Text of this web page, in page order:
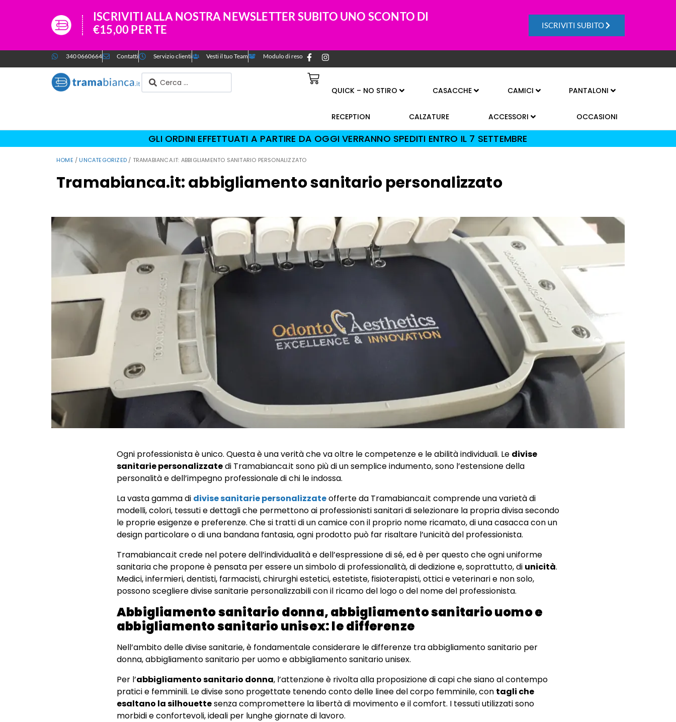
ISCRIVITI ALLA NOSTRA NEWSLETTER SUBITO UNO SCONTO DI
€15,00 PER TE
ISCRIVITI SUBITO
340 0660664 Contatti Servizio clienti Vesti il tuo Team Modulo di reso
QUICK – NO STIRO CASACCHE CAMICI PANTALONI
RECEPTION CALZATURE ACCESSORI OCCASIONI
GLI ORDINI EFFETTUATI A PARTIRE DA OGGI VERRANNO SPEDITI ENTRO IL 7 SETTEMBRE
HOME / UNCATEGORIZED / TRAMABIANCA.IT: ABBIGLIAMENTO SANITARIO PERSONALIZZATO
Tramabianca.it: abbigliamento sanitario personalizzato
Ogni professionista è unico. Questa è una verità che va oltre le competenze e le abilità individuali. Le divise
sanitarie personalizzatedi Tramabianca.it sono più di un semplice indumento, sono l’estensione della
personalità e dell’impegno professionale di chi le indossa.
La vasta gamma di divise sanitarie personalizzateofferte da Tramabianca.it comprende una varietà di
modelli, colori, tessuti e dettagli che permettono ai professionisti sanitari di selezionare la propria divisa secondo
le proprie esigenze e preferenze. Che si tratti di un camice con il proprio nome ricamato, di una casacca con un
design particolare o di una bandana fantasia, ogni prodotto può far risaltare l’unicità del professionista.
Tramabianca.it crede nel potere dell’individualità e dell’espressione di sé, ed è per questo che ogni uniforme
sanitaria che propone è pensata per essere un simbolo di professionalità, di dedizione e, soprattutto, di unicità.
Medici, infermieri, dentisti, farmacisti, chirurghi estetici, estetiste, fisioterapisti, ottici e veterinari e non solo,
possono scegliere divise sanitarie personalizzabili con il ricamo del logo o del nome del professionista.
Abbigliamento sanitario donna, abbigliamento sanitario uomo e
abbigliamento sanitario unisex: le differenze
Nell’ambito delle divise sanitarie, è fondamentale considerare le differenze tra abbigliamento sanitario per
donna, abbigliamento sanitario per uomo e abbigliamento sanitario unisex.
Per l’abbigliamento sanitario donna, l’attenzione è rivolta alla proposizione di capi che siano al contempo
pratici e femminili. Le divise sono progettate tenendo conto delle linee del corpo femminile, con tagli che
esaltano la silhouettesenza compromettere la libertà di movimento e il comfort. I tessuti utilizzati sono
morbidi e confortevoli, ideali per lunghe giornate di lavoro.